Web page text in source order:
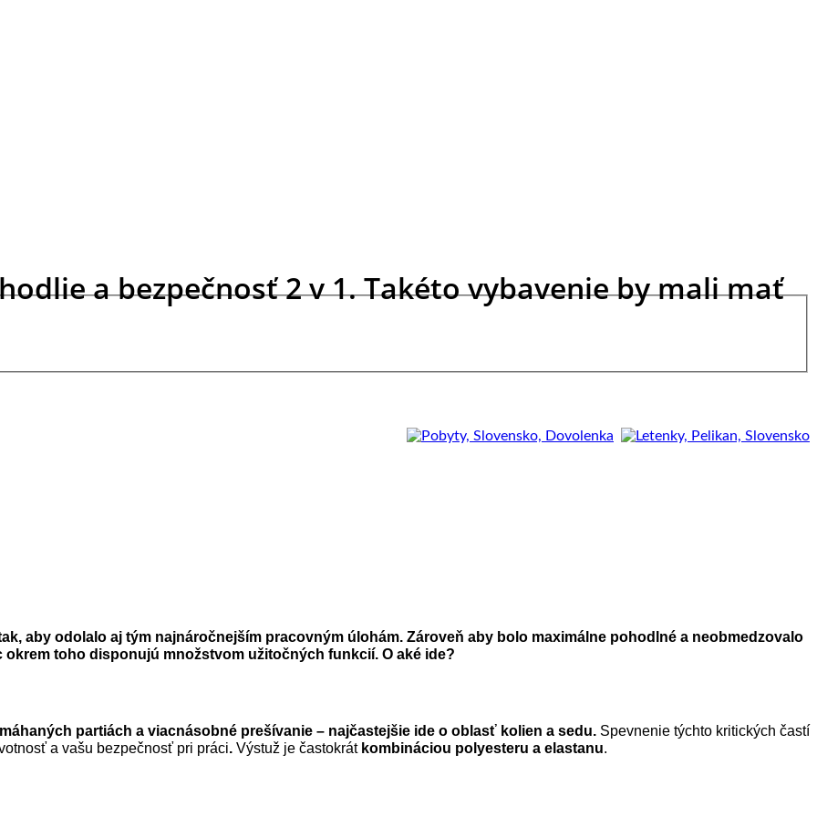
a bezpečnosť 2 v 1. Takéto vybavenie by mali mať
aby odolalo aj tým najnáročnejším pracovným úlohám. Zároveň aby bolo maximálne pohodlné a neobmedzovalo
toho disponujú množstvom užitočných funkcií. O aké ide?
partiách a viacnásobné prešívanie – najčastejšie ide o oblasť kolien a sedu. Spevnenie týchto kritických častí
a vašu bezpečnosť pri práci. Výstuž je častokrát kombináciou polyesteru a elastanu.